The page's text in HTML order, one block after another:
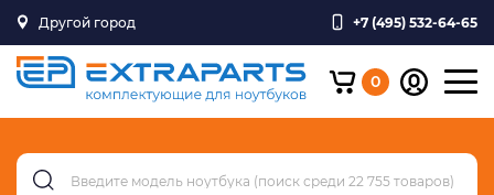
Другой город +7 (495) 532-64-65
0